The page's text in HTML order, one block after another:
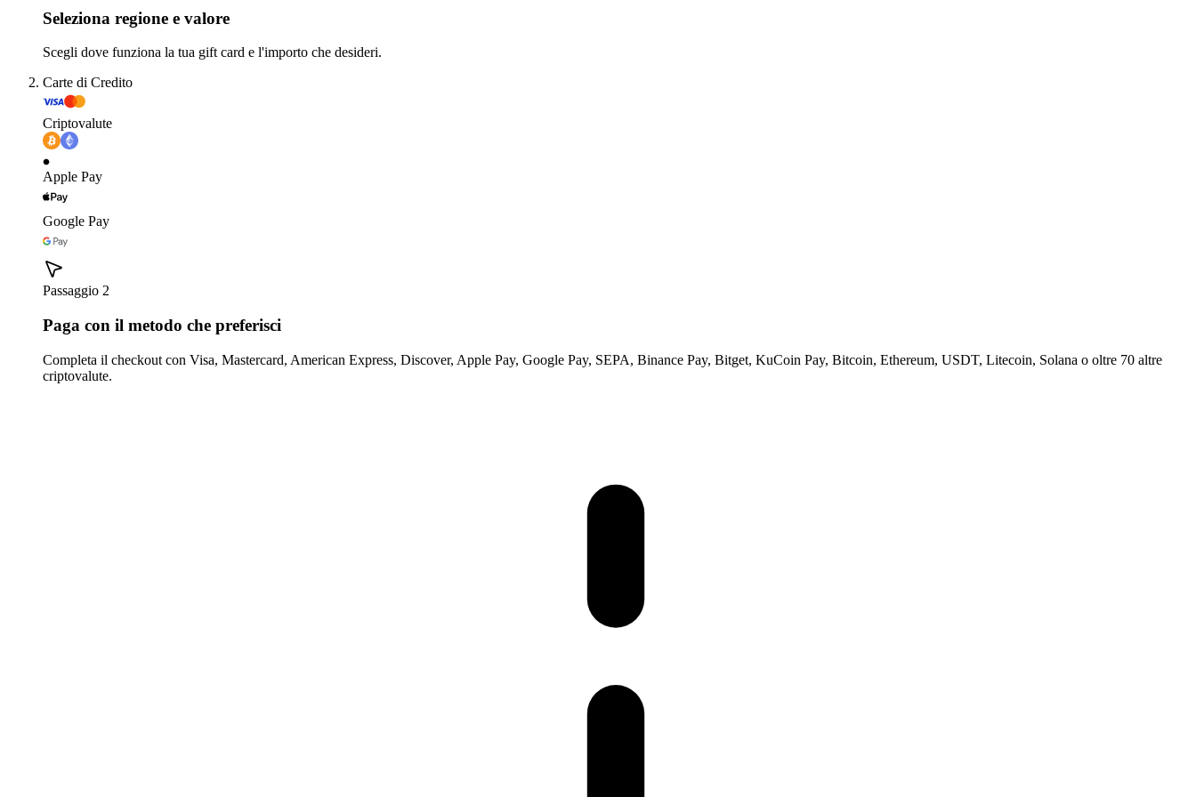
Seleziona regione e valore
Scegli dove funziona la tua gift card e l'importo che desideri.
Carte di Credito
Criptovalute
Apple Pay
Google Pay
Passaggio 2
Paga con il metodo che preferisci
Completa il checkout con Visa, Mastercard, American Express, Discover, Apple Pay, Google Pay, SEPA, Binance Pay, Bitget, KuCoin Pay, Bitcoin, Ethereum, USDT, Litecoin, Solana o oltre 70 altre
criptovalute.